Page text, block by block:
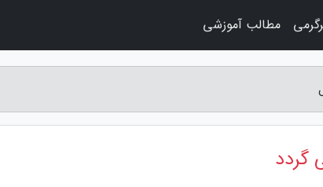
گردد
مطالب آموزشی